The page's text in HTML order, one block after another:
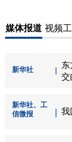
媒体报道 视频
新华社
交
新华社、工
信微报
我